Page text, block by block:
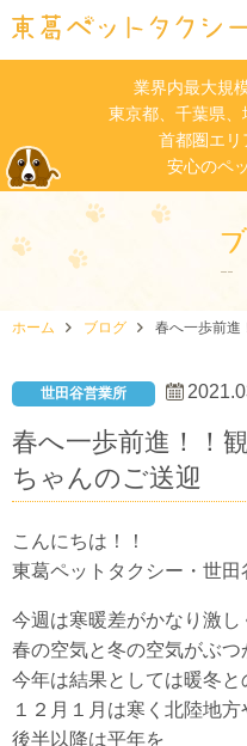
業界内最大規
東京都、千葉県
首都圏エリ
安心のペ
ホーム ブログ 春へ一歩前進
世田谷営業所
春へ一歩前進！！
ちゃんのご送迎
こんにちは！！
東葛ペットタクシー・世田
今週は寒暖差がかなり激し
春の空気と冬の空気がぶつ
今年は結果としては暖冬と
１２月１月は寒く北陸地
後半以降は平年を